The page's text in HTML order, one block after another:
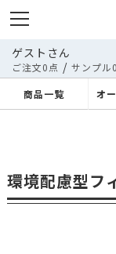
ゲストさん
ご注文0点 / サンプル
商品一覧
オ
環境配慮型フ